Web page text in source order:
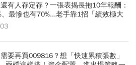
有人存定存？一張表揭長抱10年報酬：
最慘也有70%...老手靠1招「績效極大
要再買009816？想「快速累積張數」